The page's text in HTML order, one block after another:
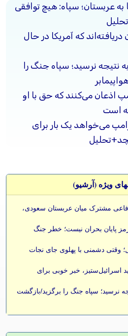
عربستان؛ سپاه: هیچ توافقی
که آمریکا در حال
نتیجه نرسید؛ سپاه جنگ را
اذعان می‌کنند که حق با او
است
می‌خواهد یک بار برای
ویژه (آرشيو)
مشترک میان عربستان سعودی،
پایان بحران نیست؛ خطر جنگ
وقتی دشمنی با پهلوی جای نجات
اسرائیل‌ستیز، خبر خوبی برای
نرسید؛ سپاه جنگ را برگزید/بازگشت